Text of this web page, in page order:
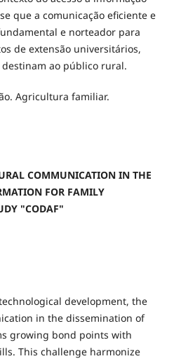
que a comunicação eficiente e
e norteador para
de extensão universitários,
ao público rural.
Agricultura familiar.
COMMUNICATION IN THE
FOR FAMILY
"CODAF"
development, the
in the dissemination of
growing bond points with
This challenge harmonize